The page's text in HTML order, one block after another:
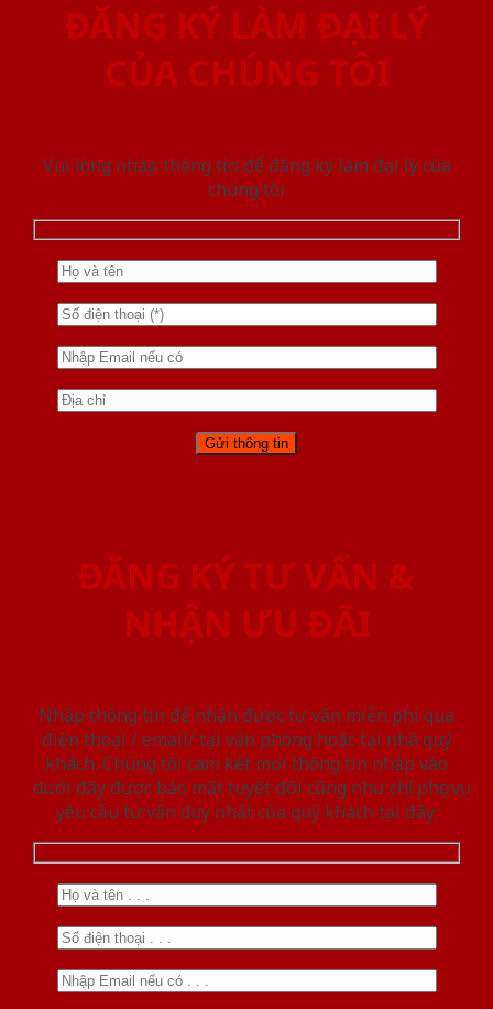
ĐĂNG KÝ LÀM ĐẠI LÝ
CỦA CHÚNG TÔI
Vui lòng nhập thông tin để đăng ký làm đại lý của
chúng tôi
ĐĂNG KÝ TƯ VẤN &
NHẬN ƯU ĐÃI
Nhập thông tin để nhận được tư vấn miễn phí qua
điện thoại / email/ tại văn phòng hoặc tại nhà quý
khách. Chúng tôi cam kết mọi thông tin nhập vào
dưới đây được bảo mật tuyệt đối cũng như chỉ phục vụ
yêu cầu tư vấn duy nhất của quý khách tại đây.